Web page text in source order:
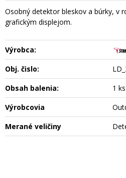
Osobný detektor bleskov a búrky, v
grafickým displejom.
Výrobca:
Obj. čislo:
Obsah balenia:
1 ks
Výrobcovia
Merané veličiny